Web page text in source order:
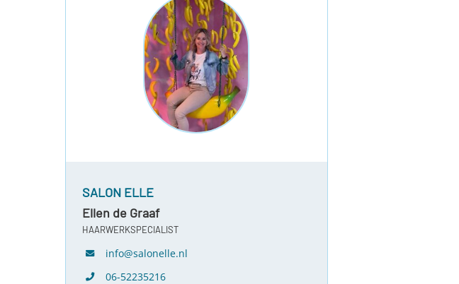
SALON ELLE
Ellen de Graaf
HAARWERKSPECIALIST
info@salonelle.nl
06-52235216